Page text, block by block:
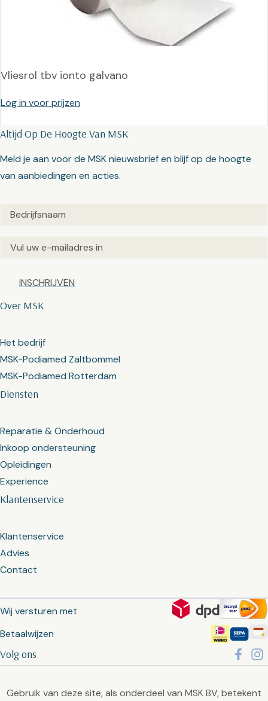
Vliesrol tbv ionto galvano
Log in voor prijzen
Klantenservice
Klantenservice
Advies
Contact
Diensten
Reparatie & Onderhoud
Inkoop ondersteuning
Opleidingen
Experience
Over MSK
Het bedrijf
MSK-Podiamed Zaltbommel
MSK-Podiamed Rotterdam
Altijd Op De Hoogte Van MSK
Meld je aan voor de MSK nieuwsbrief en blijf op de hoogte
van aanbiedingen en acties.
Untitled(Vereist)
Email(Vereist)
Captcha
Wij versturen met
Betaalwijzen
Volg ons
Gebruik van deze site, als onderdeel van MSK BV, betekent